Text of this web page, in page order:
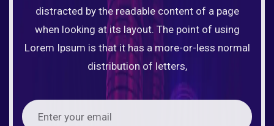
distracted by the readable content of a page
when looking at its layout. The point of using
Lorem Ipsum is that it has a more-or-less normal
distribution of letters,